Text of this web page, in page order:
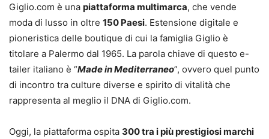
Giglio.com è una piattaforma multimarca, che vende
moda di lusso in oltre 150 Paesi. Estensione digitale e
pioneristica delle boutique di cui la famiglia Giglio è
titolare a Palermo dal 1965. La parola chiave di questo e-
tailer italiano è “Made in Mediterraneo”, ovvero quel punto
di incontro tra culture diverse e spirito di vitalità che
rappresenta al meglio il DNA di Giglio.com.
Oggi, la piattaforma ospita 300 tra i più prestigiosi marchi